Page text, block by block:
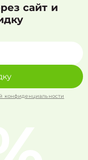
сайт и
конфиденциальности